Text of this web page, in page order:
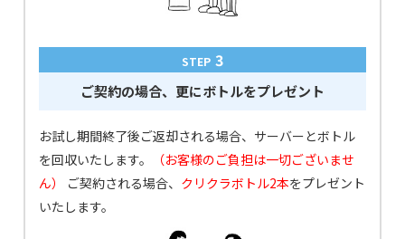
STEP 3
ご契約の場合、更にボトルをプレゼント
お試し期間終了後ご返却される場合、サーバーとボトル
を回収いたします。
（お客様のご負担は一切ございませ
ん）
ご契約される場合、 クリクラボトル2本をプレゼント
いたします。